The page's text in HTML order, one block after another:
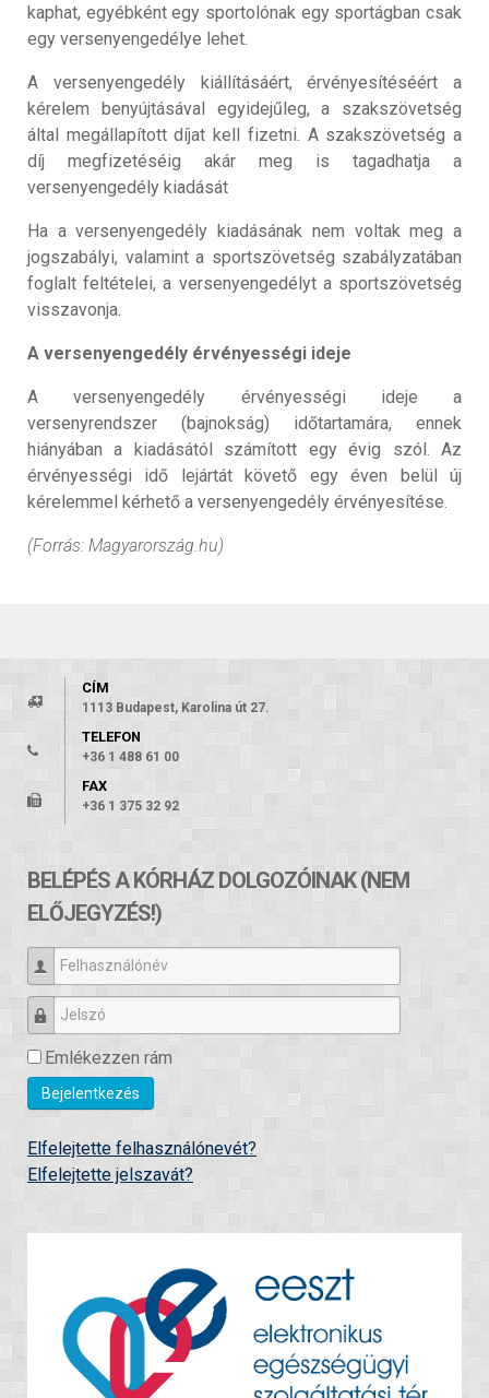
kaphat, egyébként egy sportolónak egy sportágban csak
egy versenyengedélye lehet.
A versenyengedély kiállításáért, érvényesítéséért a
kérelem benyújtásával egyidejűleg, a szakszövetség
által megállapított díjat kell fizetni. A szakszövetség a
díj megfizetéséig akár meg is tagadhatja a
versenyengedély kiadását
Ha a versenyengedély kiadásának nem voltak meg a
jogszabályi, valamint a sportszövetség szabályzatában
foglalt feltételei, a versenyengedélyt a sportszövetség
visszavonja.
A versenyengedély érvényességi ideje
A versenyengedély érvényességi ideje a
versenyrendszer (bajnokság) időtartamára, ennek
hiányában a kiadásától számított egy évig szól. Az
érvényességi idő lejártát követő egy éven belül új
kérelemmel kérhető a versenyengedély érvényesítése.
(Forrás: Magyarország.hu)
CÍM
1113 Budapest, Karolina út 27.
TELEFON
+36 1 488 61 00
FAX
+36 1 375 32 92
BELÉPÉS A KÓRHÁZ DOLGOZÓINAK (NEM
ELŐJEGYZÉS!)
Felhasználónév
Jelszó
Emlékezzen rám
Bejelentkezés
Elfelejtette felhasználónevét?
Elfelejtette jelszavát?